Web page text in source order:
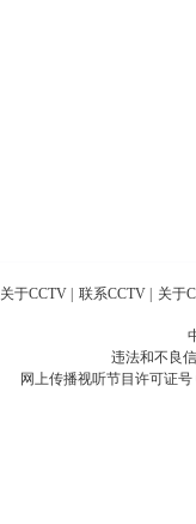
关于CCTV 联系CCTV 关于
违法和不良
网上传播视听节目许可证号